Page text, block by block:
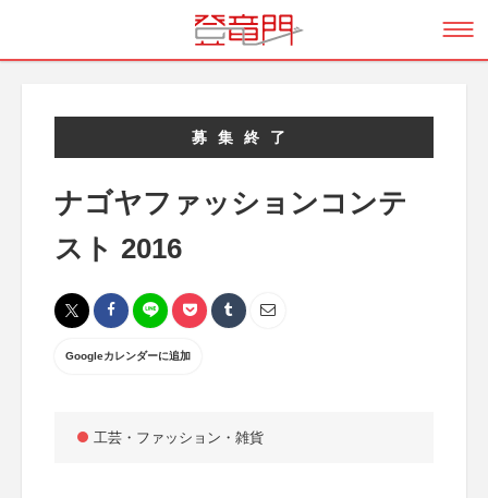
募集終了
ナゴヤファッションコンテ
スト 2016
Googleカレンダーに追加
工芸・ファッション・雑貨